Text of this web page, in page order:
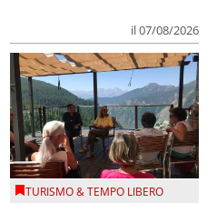
il 07/08/2026
TURISMO & TEMPO LIBERO